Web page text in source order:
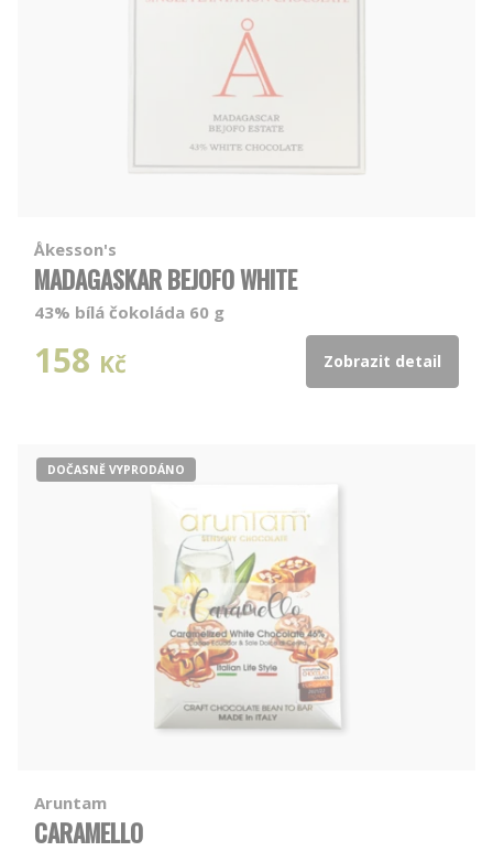
Åkesson's
MADAGASKAR BEJOFO WHITE
43% bílá čokoláda 60 g
158 Kč Zobrazit detail
DOČASNĚ VYPRODÁNO
Aruntam
CARAMELLO